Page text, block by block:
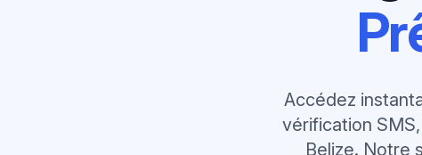
Accédez
vérification
Belize. Notre